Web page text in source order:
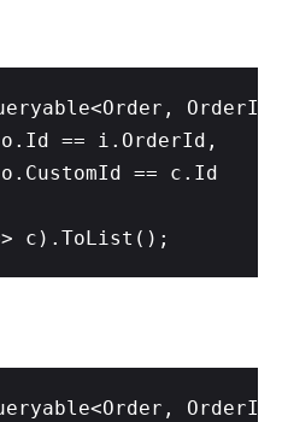
== i.OrderId,
== c.Id
c).ToList();